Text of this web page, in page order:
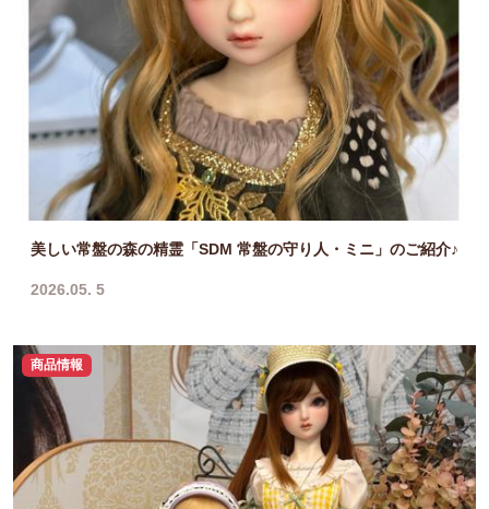
美しい常盤の森の精霊「SDM 常盤の守り人・ミニ」のご紹介♪
2026.05. 5
商品情報